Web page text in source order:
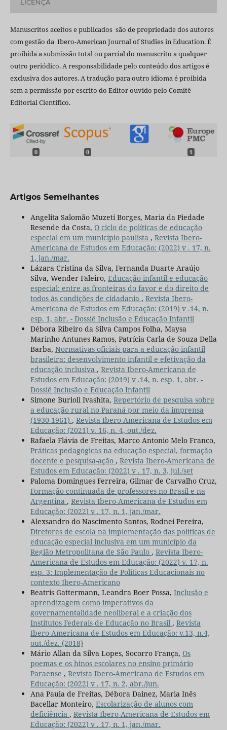
LICENÇA
Manuscritos aceitos e publicados são de propriedade dos autores
com gestão da Ibero-American Journal of Studies in Education. É
proibida a submissão total ou parcial do manuscrito a qualquer
outro periódico. A responsabilidade pelo conteúdo dos artigos é
exclusiva dos autores. A tradução para outro idioma é proibida
sem a permissão por escrito do Editor ouvido pelo Comitê
Editorial Científico.
0 0 1
Artigos Semelhantes
Angelita Salomão Muzeti Borges, Maria da Piedade
Resende da Costa, O ciclo de políticas de educação
especial em um município paulista , Revista Ibero-
Americana de Estudos em Educação: (2022) v . 17, n.
1, jan./mar.
Lázara Cristina da Silva, Fernanda Duarte Araújo
Silva, Wender Faleiro, Educação infantil e educação
especial: entre as fronteiras do favor e do direito de
todos às condições de cidadania , Revista Ibero-
Americana de Estudos em Educação: (2019) v .14, n.
esp. 1, abr. - Dossiê Inclusão e Educação Infantil
Débora Ribeiro da Silva Campos Folha, Maysa
Marinho Antunes Ramos, Patrícia Carla de Souza Della
Barba, Normativas oficiais para a educação infantil
brasileira: desenvolvimento infantil e efetivação da
educação inclusiva , Revista Ibero-Americana de
Estudos em Educação: (2019) v .14, n. esp. 1, abr. -
Dossiê Inclusão e Educação Infantil
Simone Burioli Ivashita, Repertório de pesquisa sobre
a educação rural no Paraná por meio da imprensa
(1930-1961) , Revista Ibero-Americana de Estudos em
Educação: (2021) v. 16, n. 4, out./dez.
Rafaela Flávia de Freitas, Marco Antonio Melo Franco,
Práticas pedagógicas na educação especial, formação
docente e pesquisa-ação , Revista Ibero-Americana de
Estudos em Educação: (2022) v . 17, n. 3, jul./set
Paloma Domingues Ferreira, Gilmar de Carvalho Cruz,
Formação continuada de professores no Brasil e na
Argentina , Revista Ibero-Americana de Estudos em
Educação: (2022) v . 17, n. 1, jan./mar.
Alexsandro do Nascimento Santos, Rodnei Pereira,
Diretores de escola na implementação das políticas de
educação especial inclusiva em um município da
Região Metropolitana de São Paulo , Revista Ibero-
Americana de Estudos em Educação: (2022) v. 17, n.
esp. 3: Implementação de Políticas Educacionais no
contexto Ibero-Americano
Beatris Gattermann, Leandra Boer Possa, Inclusão e
aprendizagem como imperativos da
governamentalidade neoliberal e a criação dos
Institutos Federais de Educação no Brasil , Revista
Ibero-Americana de Estudos em Educação: v.13, n.4,
out./dez. (2018)
Mário Allan da Silva Lopes, Socorro França, Os
poemas e os hinos escolares no ensino primário
Paraense , Revista Ibero-Americana de Estudos em
Educação: (2022) v . 17, n. 2, abr./jun.
Ana Paula de Freitas, Débora Dainez, Maria Inês
Bacellar Monteiro, Escolarização de alunos com
deficiência , Revista Ibero-Americana de Estudos em
Educação: (2022) v . 17, n. 1, jan./mar.